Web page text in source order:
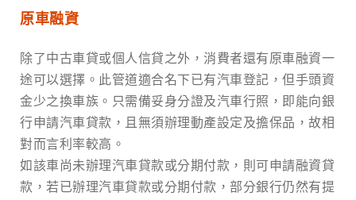
原車融資
除了中古車貸或個人信貸之外，消費者還有原車融資一
途可以選擇。此管道適合名下已有汽車登記，但手頭資
金少之換車族。只需備妥身分證及汽車行照，即能向銀
行申請汽車貸款，且無須辦理動產設定及擔保品，故相
對而言利率較高。
如該車尚未辦理汽車貸款或分期付款，則可申請融資貸
款，若已辦理汽車貸款或分期付款，部分銀行仍然有提